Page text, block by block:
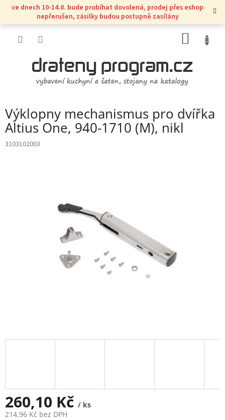
Přejít
obsah
ve dnech 10-14.8. bude probíhat dovolená, prodej přes eshop
nepřerušen, zásilky budou postupně zasílány
KOŠÍK
Výklopny mechanismus pro dvířka
Altius One, 940-1710 (M), nikl
3103102003
260,10 Kč / ks
214,96 Kč bez DPH